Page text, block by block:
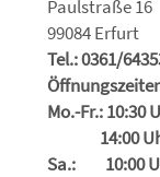
Paulstraße 16
99084 Erfurt
Tel.: 0361/
Mo.-Fr.: 10:30
14:00 Uhr
Sa.: 10:00